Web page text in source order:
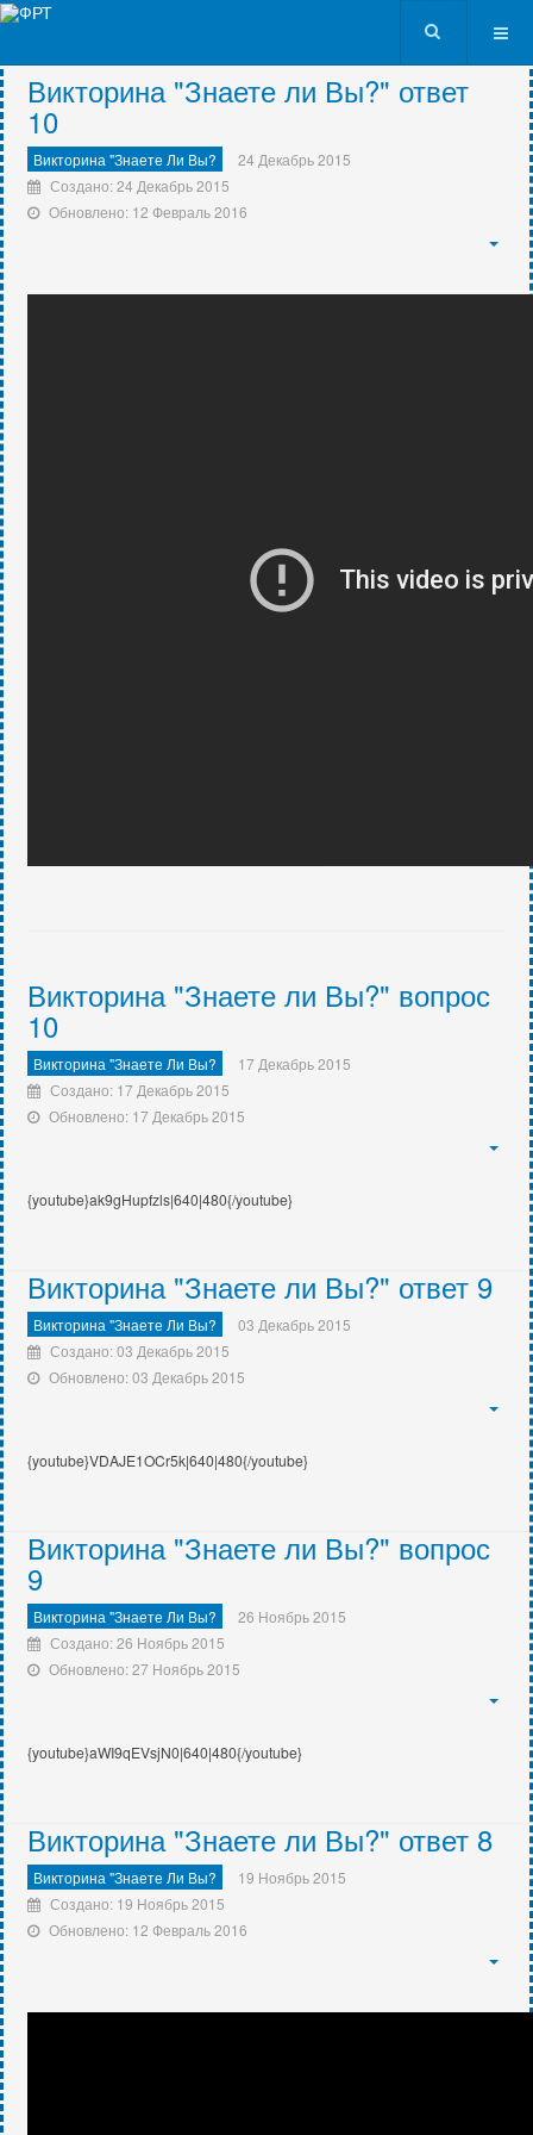
VK9562
Викторина "Знаете ли Вы?" ответ
10
Викторина "Знаете Ли Вы?
24 Декабрь 2015
Создано: 24 Декабрь 2015
Обновлено: 12 Февраль 2016
Викторина "Знаете ли Вы?" вопрос
10
Викторина "Знаете Ли Вы?
17 Декабрь 2015
Создано: 17 Декабрь 2015
Обновлено: 17 Декабрь 2015
{youtube}ak9gHupfzls|640|480{/youtube}
Викторина "Знаете ли Вы?" ответ 9
Викторина "Знаете Ли Вы?
03 Декабрь 2015
Создано: 03 Декабрь 2015
Обновлено: 03 Декабрь 2015
{youtube}VDAJE1OCr5k|640|480{/youtube}
Викторина "Знаете ли Вы?" вопрос
9
Викторина "Знаете Ли Вы?
26 Ноябрь 2015
Создано: 26 Ноябрь 2015
Обновлено: 27 Ноябрь 2015
{youtube}aWI9qEVsjN0|640|480{/youtube}
Викторина "Знаете ли Вы?" ответ 8
Викторина "Знаете Ли Вы?
19 Ноябрь 2015
Создано: 19 Ноябрь 2015
Обновлено: 12 Февраль 2016